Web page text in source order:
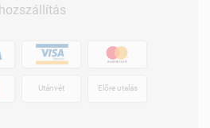
Utánvét Előre utalás